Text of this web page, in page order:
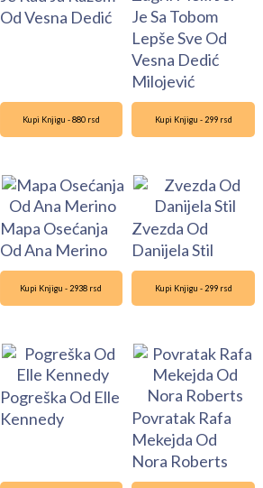
Od Vesna Dedić
Je Sa Tobom
Lepše Sve Od
Vesna Dedić
Milojević
Kupi Knjigu - 880 rsd
Mapa Osećanja
Od Ana Merino
Kupi Knjigu - 299 rsd
Zvezda Od
Danijela Stil
Kupi Knjigu - 2938 rsd
Pogreška Od Elle
Kennedy
Kupi Knjigu - 299 rsd
Povratak Rafa
Mekejda Od
Nora Roberts